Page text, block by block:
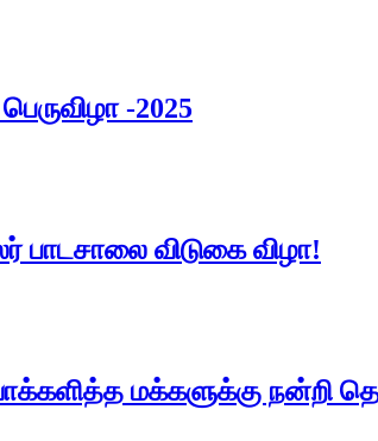
-2025
பாடசாலை விடுகை விழா!
மக்களுக்கு நன்றி